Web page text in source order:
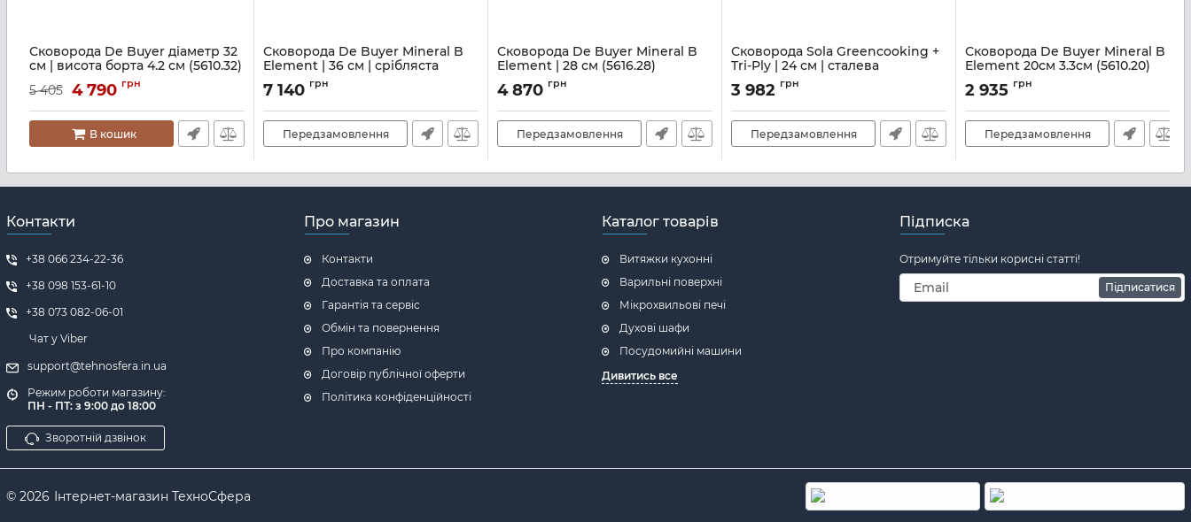
Сковорода De Buyer діаметр 32
см | висота борта 4.2 см (5610.32)
Артикул:M21410457
5 405 4 790 грн
В кошик
Сковорода De Buyer Mineral B
Element | 36 см | срібляста
(5610.36)
Артикул:
7 140 грн
Передзамовлення
Сковорода De Buyer Mineral B
Element | 28 см (5616.28)
Артикул: M21400366
4 870 грн
Передзамовлення
Сковорода Sola Greencooking +
Tri-Ply | 24 см | сталева
(13TRIP002)
Артикул:
3 982 грн
Передзамовлення
Сковорода De Buyer Mineral B
Element 20см 3.3см (5610.20)
Артикул: M21410743
2 935 грн
Передзамовлення
Контакти
+38 066 234-22-36
+38 098 153-61-10
+38 073 082-06-01
Чат у Viber
support@tehnosfera.in.ua
Режим роботи магазину:
ПН - ПТ: з 9:00 до 18:00
Зворотній дзвінок
Про магазин
Контакти
Доставка та оплата
Гарантія та сервіс
Обмін та повернення
Про компанію
Договір публічної оферти
Політика конфіденційності
Каталог товарів
Витяжки кухонні
Варильні поверхні
Мікрохвильові печі
Духові шафи
Посудомийні машини
Дивитись все
Підписка
Отримуйте тільки корисні статті!
Підписатися
© 2026 Інтернет-магазин ТехноСфера